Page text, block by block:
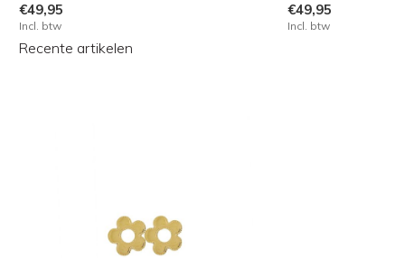
€49,95
Incl. btw
€49,95
Incl. btw
Recente artikelen